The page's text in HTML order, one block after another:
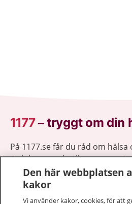
1177–tryggt om din
På 1177.se får du råd om
sjukdomar och vilka
Logga in för att läsa din journal
vårdärenden. Ring
sjukvårdsrådgivning dygnet runt.
Den här webbplatsen
kakor
Vi använder kakor, cookies, för att